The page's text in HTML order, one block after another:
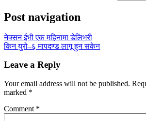
Post navigation
नेक्सन ईभी एक महिनामा डेलिभरी
किन युरो–६ मापदण्ड लागू हुन सकेन
Leave a Reply
Your email address will not be published.
marked *
Comment *